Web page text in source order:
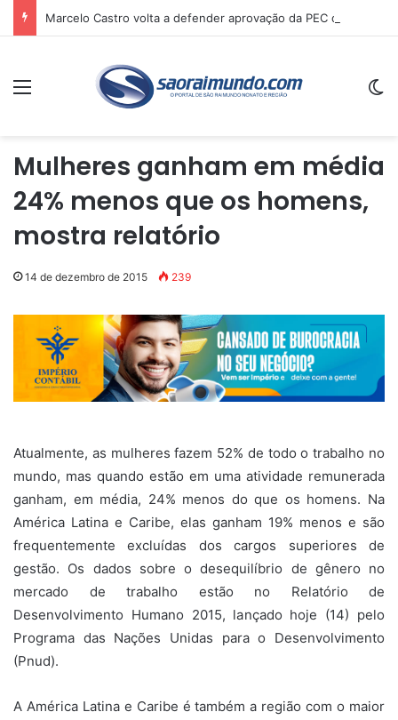
Menu
Mulheres ganham em média
24% menos que os homens,
mostra relatório
14 de dezembro de 2015 239
Atualmente, as mulheres fazem 52% de todo o trabalho no
mundo, mas quando estão em uma atividade remunerada
ganham, em média, 24% menos do que os homens. Na
América Latina e Caribe, elas ganham 19% menos e são
frequentemente excluídas dos cargos superiores de
gestão. Os dados sobre o desequilíbrio de gênero no
mercado de trabalho estão no Relatório de
Desenvolvimento Humano 2015, lançado hoje (14) pelo
Programa das Nações Unidas para o Desenvolvimento
(Pnud).
A América Latina e Caribe é também a região com o maior